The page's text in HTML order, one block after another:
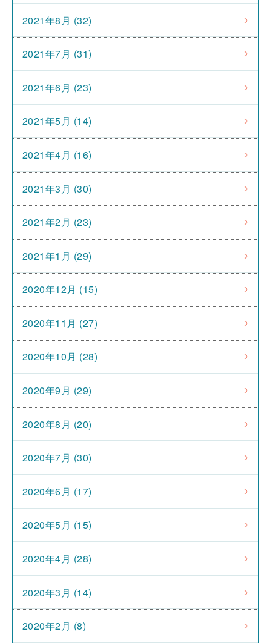
2021年8月 (32)
2021年7月 (31)
2021年6月 (23)
2021年5月 (14)
2021年4月 (16)
2021年3月 (30)
2021年2月 (23)
2021年1月 (29)
2020年12月 (15)
2020年11月 (27)
2020年10月 (28)
2020年9月 (29)
2020年8月 (20)
2020年7月 (30)
2020年6月 (17)
2020年5月 (15)
2020年4月 (28)
2020年3月 (14)
2020年2月 (8)